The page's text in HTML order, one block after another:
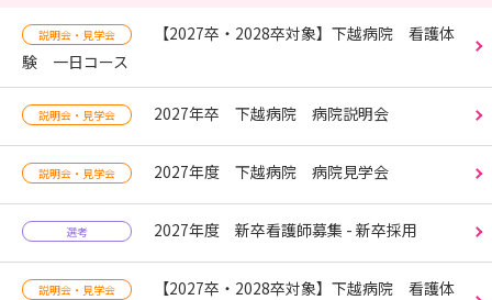
説明会・見学会
【2027卒・2028卒対象】下越病院 看護体
験 一日コース
説明会・見学会 2027年卒 下越病院 病院説明会
説明会・見学会 2027年度 下越病院 病院見学会
選考 2027年度 新卒看護師募集 - 新卒採用
説明会・見学会
【2027卒・2028卒対象】下越病院 看護体